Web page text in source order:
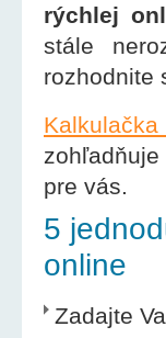
rýchlej
stále
rozhodnite
pre vás.
5
online
Zadajte